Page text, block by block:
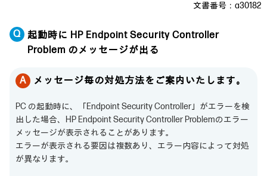
文書番号：a30182
起動時に HP Endpoint Security Controller
Problem のメッセージが出る
メッセージ毎の対処方法をご案内いたします。
PC の起動時に、「Endpoint Security Controller」がエラーを検
出した場合、HP Endpoint Security Controller Problemのエラー
メッセージが表示されることがあります。
エラーが表示される要因は複数あり、エラー内容によって対処
が異なります。